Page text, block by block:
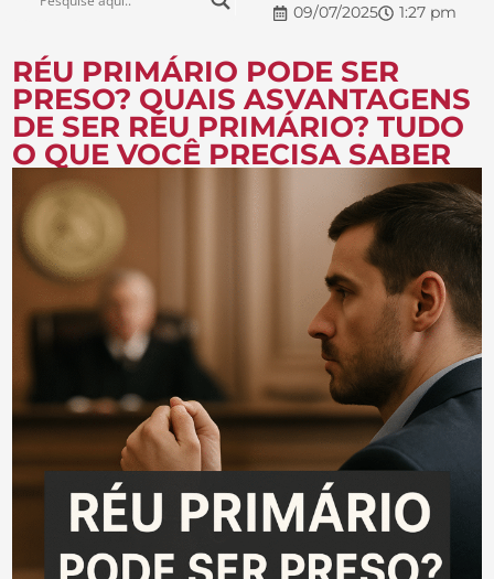
09/07/2025
1:27 pm
RÉU PRIMÁRIO PODE SER
PRESO? QUAIS ASVANTAGENS
DE SER RÉU PRIMÁRIO? TUDO
O QUE VOCÊ PRECISA SABER